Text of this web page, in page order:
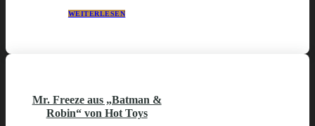
WEITERLESEN
Mr. Freeze aus „Batman &
Robin“ von Hot Toys